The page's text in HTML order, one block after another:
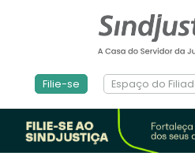
Filie-se Espaço do